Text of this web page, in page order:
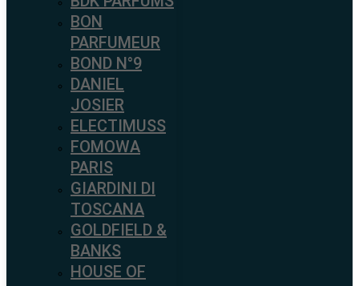
BON
PARFUMEUR
BOND N°9
DANIEL
JOSIER
ELECTIMUSS
FOMOWA
PARIS
GIARDINI DI
TOSCANA
GOLDFIELD &
BANKS
HOUSE OF